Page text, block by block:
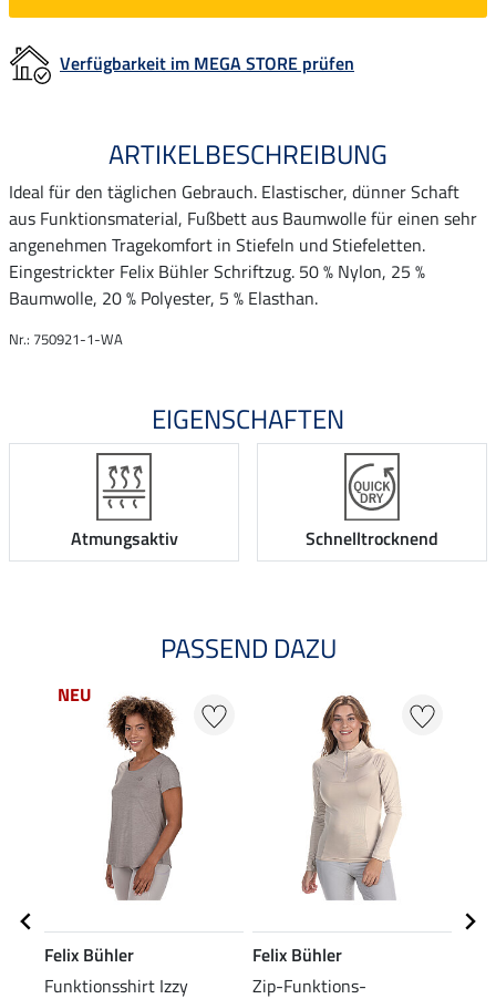
Verfügbarkeit im MEGA STORE prüfen
ARTIKELBESCHREIBUNG
Ideal für den täglichen Gebrauch. Elastischer, dünner Schaft
aus Funktionsmaterial, Fußbett aus Baumwolle für einen sehr
angenehmen Tragekomfort in Stiefeln und Stiefeletten.
Eingestrickter Felix Bühler Schriftzug. 50 % Nylon, 25 %
Baumwolle, 20 % Polyester, 5 % Elasthan.
Nr.: 750921-1-WA
EIGENSCHAFTEN
Atmungsaktiv Schnelltrocknend
PASSEND DAZU
NEU
Felix Bühler
Funktionsshirt Izzy
Felix Bühler
Zip-Funktions-